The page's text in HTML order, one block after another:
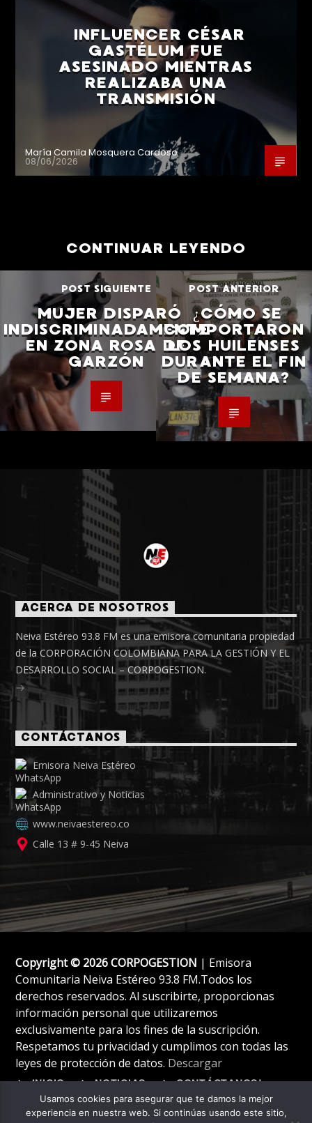
INFLUENCER CÉSAR
GASTÉLUM FUE
ASESINADO MIENTRAS
REALIZABA UNA
TRANSMISIÓN
María Camila Mosquera Cardoso
08/06/2026
CONTINUAR LEYENDO
POST SIGUIENTE
MUJER DISPARÓ
INDISCRIMINADAMENTE
EN ZONA ROSA DE
GARZÓN
POST ANTERIOR
¿CÓMO SE
COMPORTARON
LOS HUILENSES
DURANTE EL FIN
DE SEMANA?
ACERCA DE NOSOTROS
Neiva Estéreo 93.8 FM es una emisora comunitaria propiedad
de la CORPORACIÓN COLOMBIANA PARA LA GESTIÓN Y EL
DESARROLLO SOCIAL – CORPOGESTION.
CONTÁCTANOS
Emisora Neiva Estéreo
Administrativo y Noticias
www.neivaestereo.co
Calle 13 # 9-45 Neiva
Copyright © 2026 CORPOGESTION | Emisora
Comunitaria Neiva Estéreo 93.8 FM.Todos los
derechos reservados. Al suscribirte, proporcionas
información personal que utilizaremos
exclusivamente para los fines de la suscripción.
Respetamos tu privacidad y cumplimos con todas las
leyes de protección de datos. Descargar
INICIO NOTICIAS CONTÁCTANOS!
Usamos cookies para asegurar que te damos la mejor
experiencia en nuestra web. Si continúas usando este sitio,